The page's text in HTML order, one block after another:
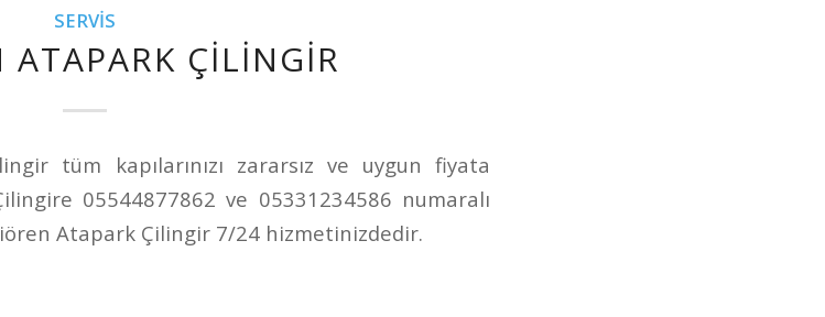
SERVIS
ATAPARK ÇILINGIR
tüm kapılarınızı zararsız ve uygun fiyata
05544877862 ve 05331234586 numaralı
Atapark Çilingir 7/24 hizmetinizdedir.